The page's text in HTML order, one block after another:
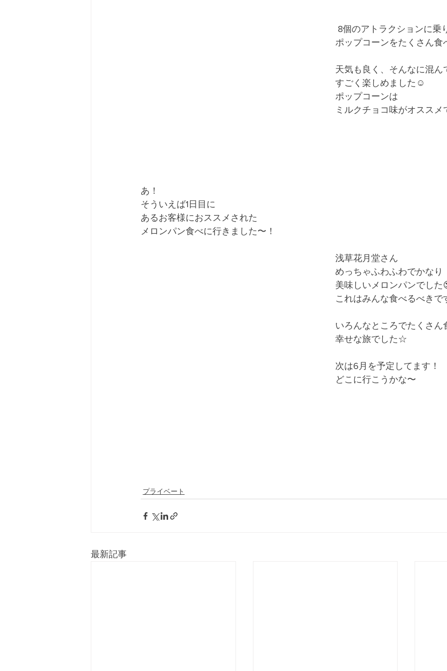
8個のアトラクションに乗
ポップコーンをたくさん食
天気も良く、そんなに混ん
すごく楽しめました☺️
ポップコーンは
ミルクチョコ味がオスス
あ！
そういえば1日目に
あるお客様におススメされた
メロンパン食べに行きました〜！
浅草花月堂さん
めっちゃふわふわでかなり
美味しいメロンパンでした
これはみんな食べるべきで
いろんなところでたくさん
幸せな旅でした☆
次は6月を予定してます！
どこに行こうかな〜
プライベート
最新記事